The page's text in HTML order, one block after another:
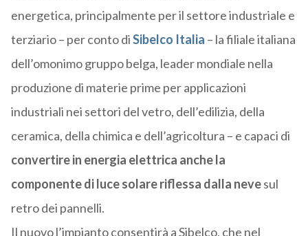
energetica, principalmente per il settore industriale e
terziario – per conto diSibelco Italia – la filiale italiana
dell’omonimo gruppo belga, leader mondiale nella
produzione di materie prime per applicazioni
industriali nei settori del vetro, dell’edilizia, della
ceramica, della chimica e dell’agricoltura – e capaci di
convertire in energia elettrica anche la
componente di luce solare riflessa dalla nevesul
retro dei pannelli.
Il nuovo l’impianto consentirà a Sibelco, che nel